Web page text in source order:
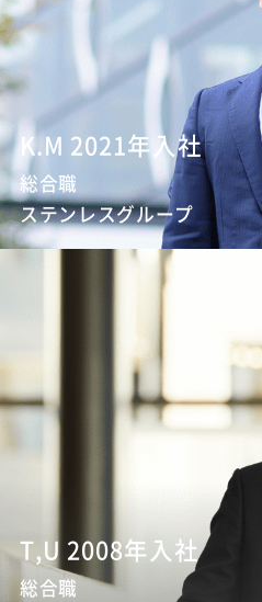
K.M 2021年入社
総合職
ステンレスグループ
T,U 2008年入社
総合職